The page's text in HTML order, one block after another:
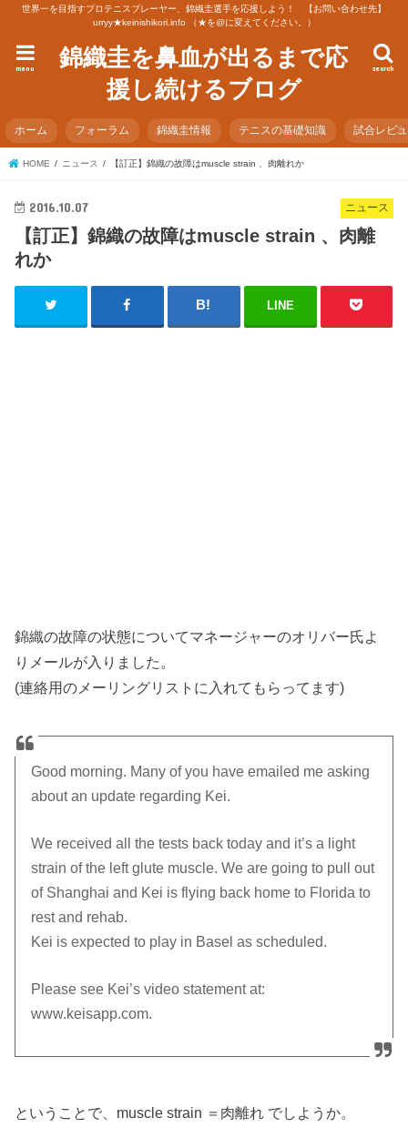
世界一を目指すプロテニスプレーヤー、錦織圭選手を応援しよう！ 【お問い合わせ先】
urryy★keinishikori.info （★を@に変えてください。）
錦織圭を鼻血が出るまで応
援し続けるブログ
search
menu
ホーム フォーラム 錦織圭情報 テニスの基礎知識 試合レビ
HOME ニュース 【訂正】錦織の故障はmuscle strain 、肉離れか
ニュース
2016.10.07
【訂正】錦織の故障はmuscle strain 、肉離
れか
LINE
錦織の故障の状態についてマネージャーのオリバー氏よ
りメールが入りました。
(連絡用のメーリングリストに入れてもらってます)
Good morning. Many of you have emailed me asking
about an update regarding Kei.
We received all the tests back today and it’s a light
strain of the left glute muscle. We are going to pull out
of Shanghai and Kei is flying back home to Florida to
rest and rehab.
Kei is expected to play in Basel as scheduled.
Please see Kei’s video statement at:
www.keisapp.com.
ということで、muscle strain ＝肉離れ でしようか。